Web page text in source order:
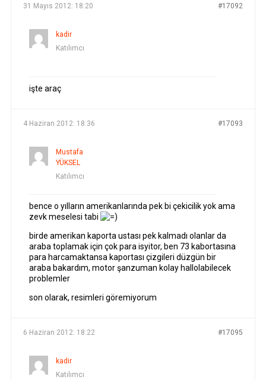
31 Mayıs 2012: 18:20 #17092
kadir
Katılımcı
işte araç
4 Haziran 2012: 18:36 #17093
Mustafa
YÜKSEL
Katılımcı
bence o yılların amerikanlarında pek bi çekicilik yok ama
zevk meselesi tabi
birde amerikan kaporta ustası pek kalmadı olanlar da
araba toplamak için çok para isyitor, ben 73 kabortasına
para harcamaktansa kaportası çizgileri düzgün bir
araba bakardım, motor şanzuman kolay hallolabilecek
problemler
son olarak, resimleri göremiyorum
6 Haziran 2012: 18:22 #17095
kadir
Katılımcı